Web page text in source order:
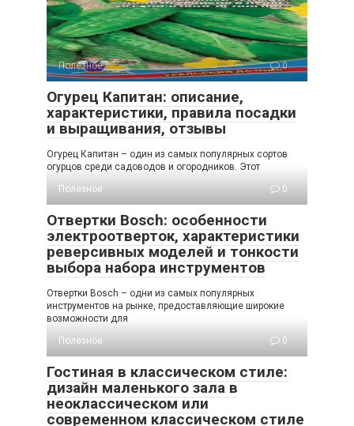
Полезное 0
Огурец Капитан: описание,
характеристики, правила посадки
и выращивания, отзывы
Огурец Капитан – один из самых популярных сортов
огурцов среди садоводов и огородников. Этот
Полезное
0
Отвертки Bosch: особенности
электроотверток, характеристики
реверсивных моделей и тонкости
выбора набора инструментов
Отвертки Bosch – одни из самых популярных
инструментов на рынке, предоставляющие широкие
возможности для
Полезное
0
Гостиная в классическом стиле:
дизайн маленького зала в
неоклассическом или
современном классическом стиле